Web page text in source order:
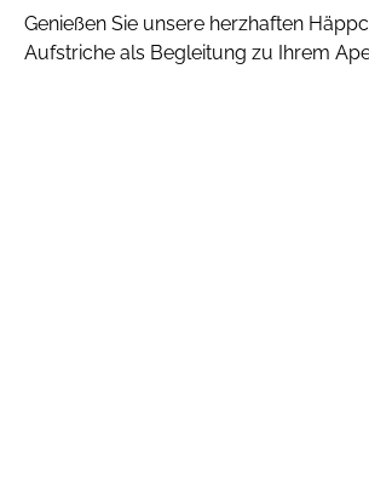
Genießen Sie unsere herzhaften
Aufstriche als Begleitung zu Ihrem